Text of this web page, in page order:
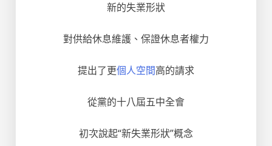
新的失業形狀
對供給休息維護、保證休息者權力
提出了更個人空間高的請求
從黨的十八屆五中全會
初次說起“新失業形狀”概念